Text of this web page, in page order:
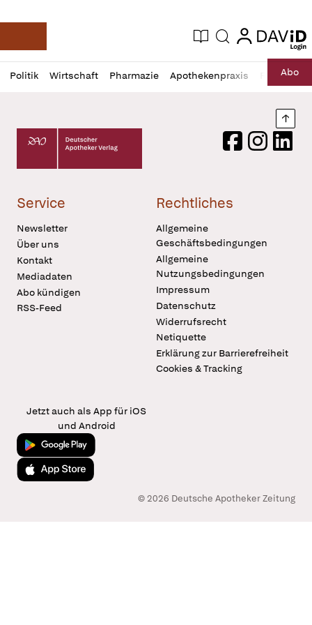
Deutsche Apotheker Zeitung
Aktuelle Ausgabe
Suche login
login
Politik Wirtschaft Pharmazie Apothekenpraxis RechtAbo
Profil
öffnen
Daz
Pur
Deutscher Apotheker Verlag Logo
FacebookInstagram
Service
Newsletter
Über uns
Kontakt
Mediadaten
Abo kündigen
RSS-Feed
Rechtliches
Allgemeine
Geschäftsbedingungen
Allgemeine
Nutzungsbedingungen
Impressum
Datenschutz
Widerrufsrecht
Netiquette
Erklärung zur Barrierefreiheit
Cookies & Tracking
Jetzt auch als App für iOS
und Android
Jetzt bei Google Play
Laden im App Store
© 2026 Deutsche Apotheker Zeitung